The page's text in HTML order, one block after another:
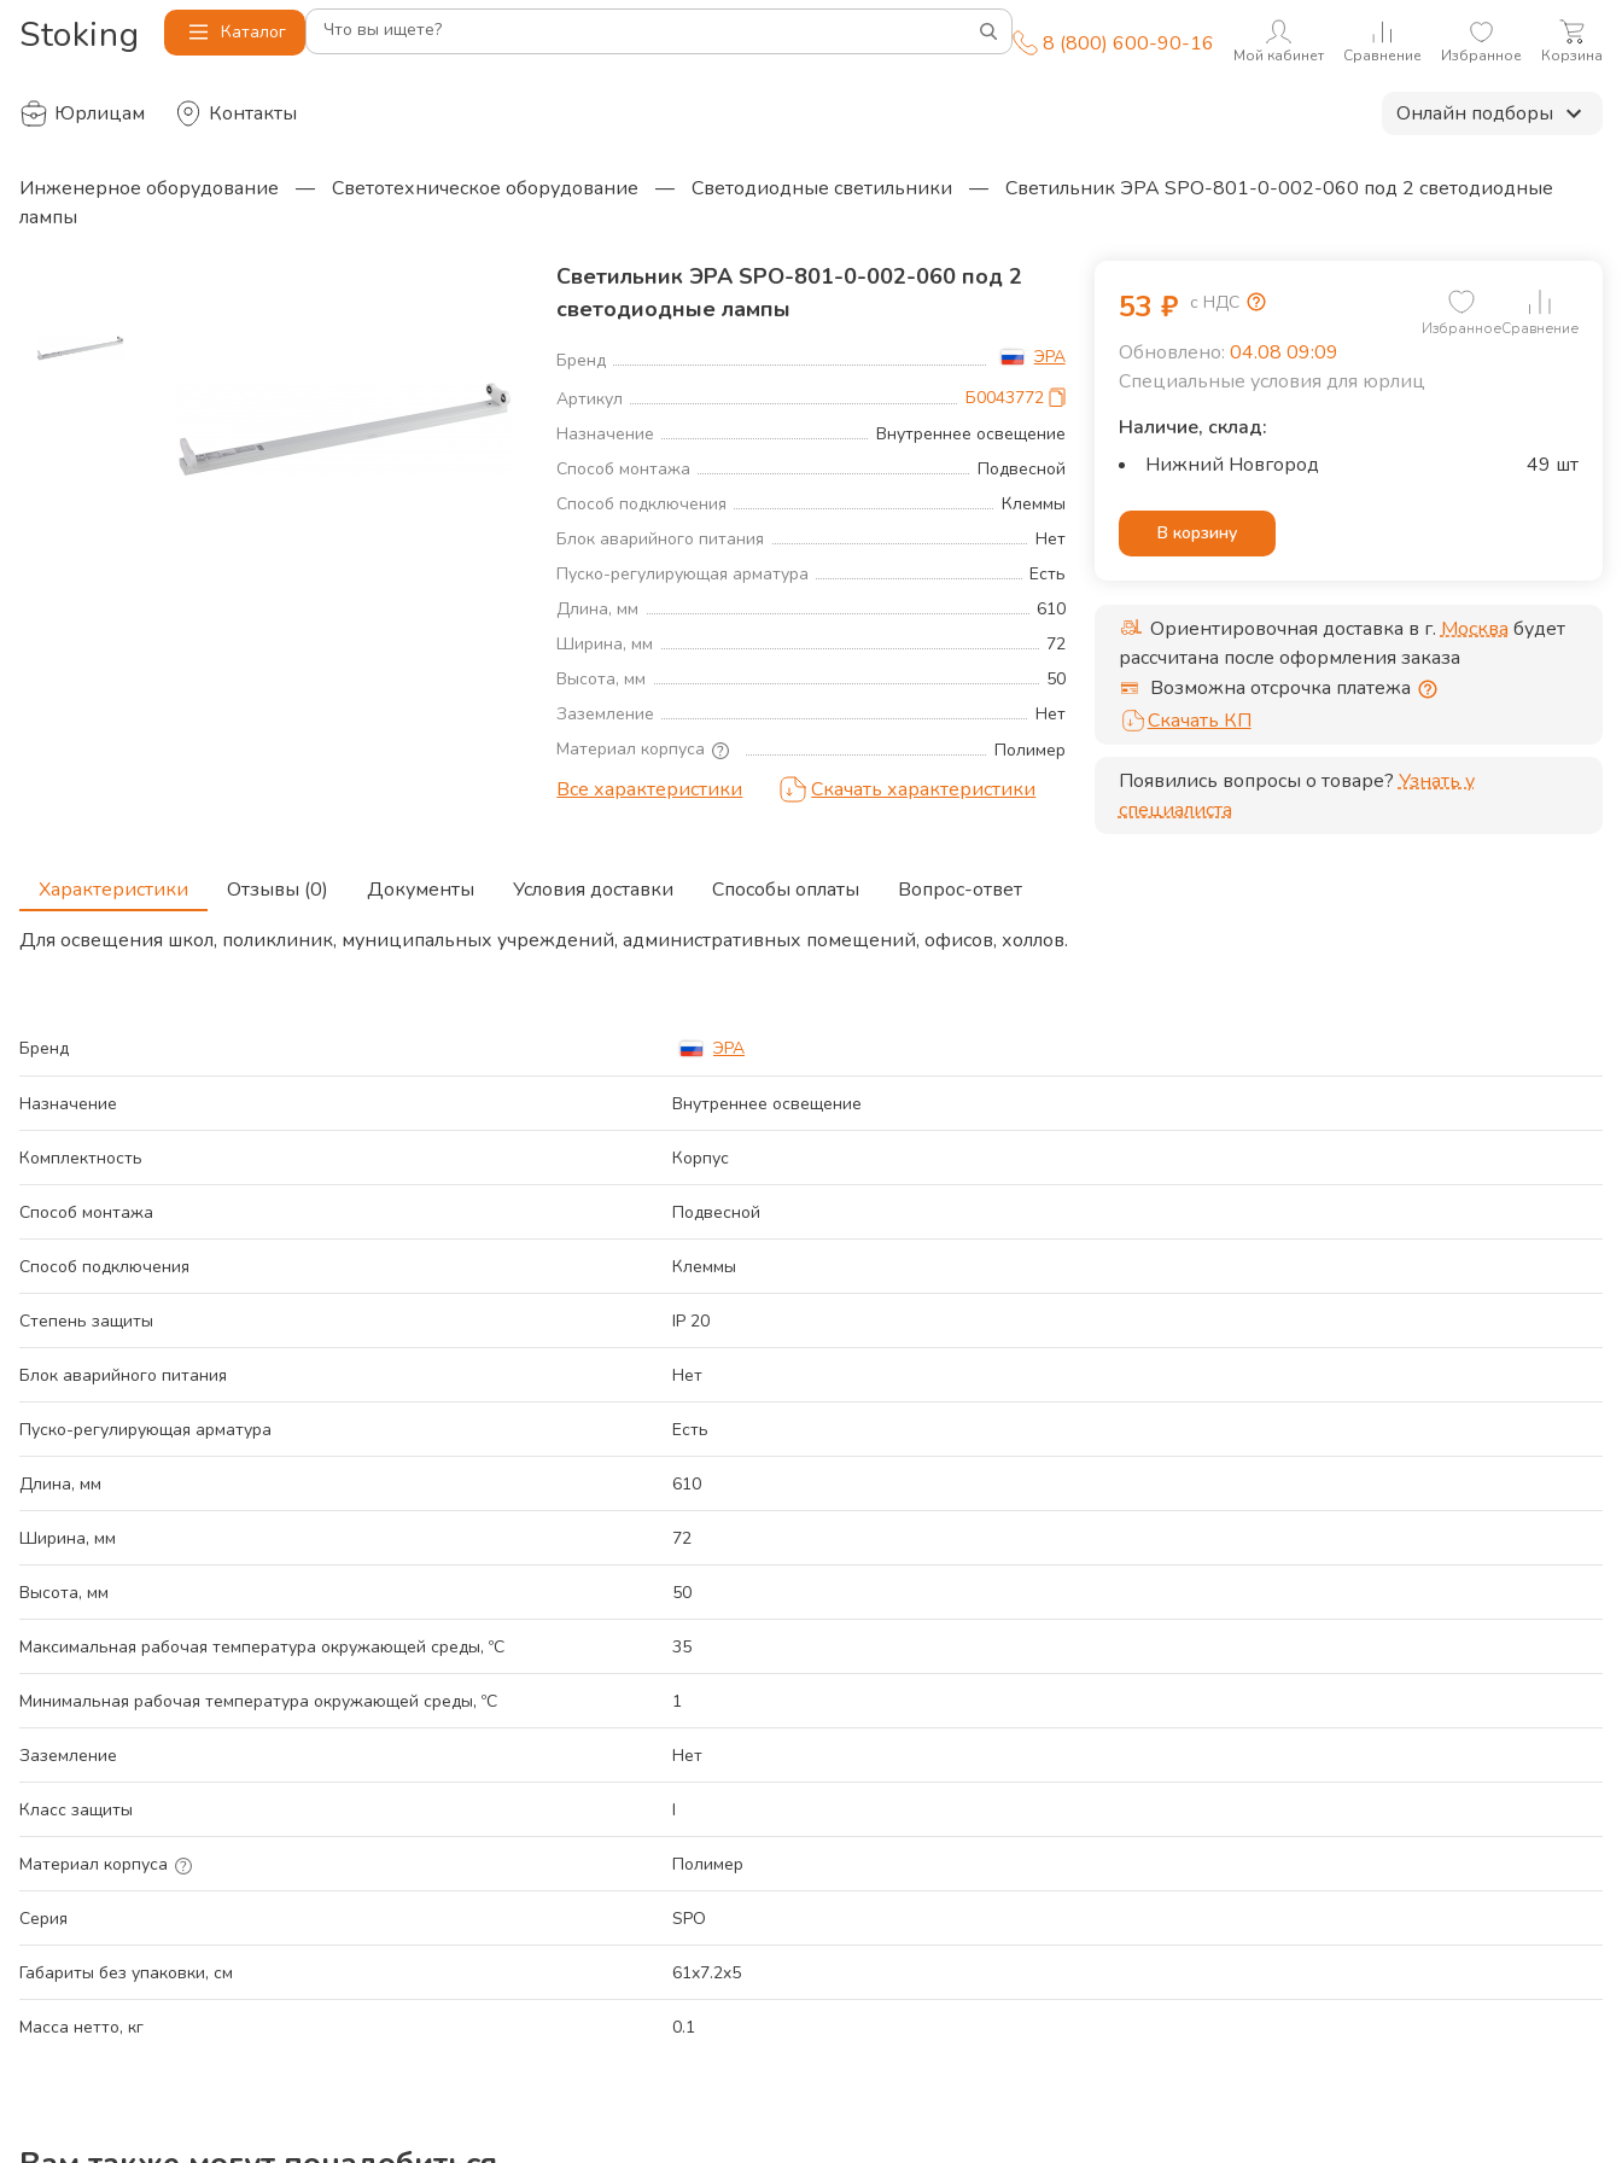
Stoking Каталог Что вы ищете? 8 (800) 600-90-16 Мой кабинет Сравнение Избранное Корзина
Юрлицам Контакты Онлайн подборы
Инженерное оборудование — Светотехническое оборудование — Светодиодные светильники —
Светильник ЭРА SPO-801-0-002-060 под 2 светодиодные
лампы
Светильник ЭРА SPO-801-0-002-060 под 2
светодиодные лампы
Бренд
ЭРА
Артикул
Б0043772
Назначение
Внутреннее освещение
Способ монтажа
Подвесной
Способ подключения
Клеммы
Блок аварийного питания
Нет
Пуско-регулирующая арматура
Есть
Длина, мм
610
Ширина, мм
72
Высота, мм
50
Заземление
Нет
Материал корпуса
Полимер
Все характеристики Скачать характеристики
53 ₽ с НДС
ИзбранноеСравнение
Обновлено: 04.08 09:09
Специальные условия для юрлиц
Наличие, склад:
Нижний Новгород
49 шт
В корзину
Ориентировочная доставка в г.Москва будет
рассчитана после оформления заказа
Возможна отсрочка платежа
Скачать КП
Появились вопросы о товаре? Узнать у
специалиста
Характеристики Отзывы (0) Документы Условия доставки Способы оплаты
Вопрос-ответ
Для освещения школ, поликлиник, муниципальных учреждений, административных помещений, офисов, холлов.
Бренд ЭРА
Назначение Внутреннее освещение
Комплектность Корпус
Способ монтажа Подвесной
Способ подключения Клеммы
Степень защиты IP 20
Блок аварийного питания Нет
Пуско-регулирующая арматура Есть
Длина, мм 610
Ширина, мм 72
Высота, мм 50
Максимальная рабочая температура окружающей среды, ºС 35
Минимальная рабочая температура окружающей среды, ºС 1
Заземление Нет
Класс защиты I
Материал корпуса Полимер
Серия SPO
Габариты без упаковки, см 61x7.2x5
Масса нетто, кг 0.1